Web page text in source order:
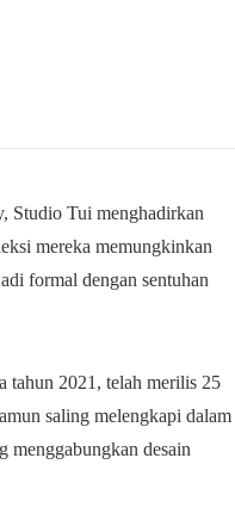
Studio Tui menghadirkan
mereka memungkinkan
formal dengan sentuhan
tahun 2021, telah merilis 25
saling melengkapi dalam
menggabungkan desain